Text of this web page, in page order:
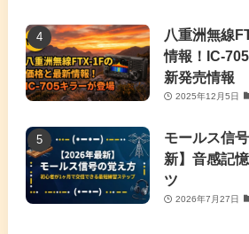
八重洲無線
情報！IC-
新発売情報
2025年12月5日
モールス信
新】音感記
ツ
2026年7月27日